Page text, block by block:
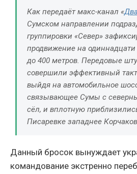
Как передаёт макс-канал «
Сумском направлении
группировки «Север»
продвижение на одиннадцати
до 400 метров. Передовые
совершили эффективный
выйдя на автомобильное
связывающее Сумы с
сёл, и вплотную
Писаревке западнее
Данный бросок вынуждает
командование экстренно